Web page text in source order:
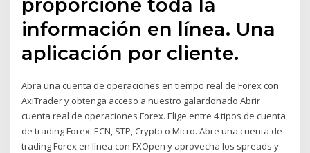
información en línea. Una
aplicación por cliente.
Abra una cuenta de operaciones en tiempo real de Forex con
AxiTrader y obtenga acceso a nuestro galardonado Abrir
cuenta real de operaciones Forex. Elige entre 4 tipos de cuenta
de trading Forex: ECN, STP, Crypto o Micro. Abre una cuenta de
trading Forex en línea con FXOpen y aprovecha los spreads y